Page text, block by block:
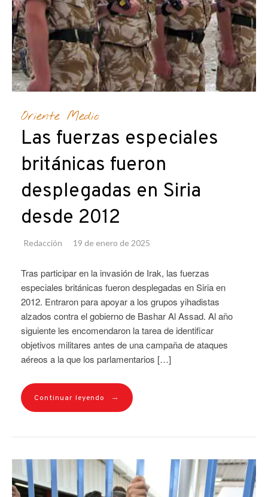
Oriente Medio
Las fuerzas especiales
británicas fueron
desplegadas en Siria
desde 2012
Redacción 19 de enero de 2025
Tras participar en la invasión de Irak, las fuerzas
especiales británicas fueron desplegadas en Siria en
2012. Entraron para apoyar a los grupos yihadistas
alzados contra el gobierno de Bashar Al Assad. Al año
siguiente les encomendaron la tarea de identificar
objetivos militares antes de una campaña de ataques
aéreos a la que los parlamentarios […]
Continuar leyendo →